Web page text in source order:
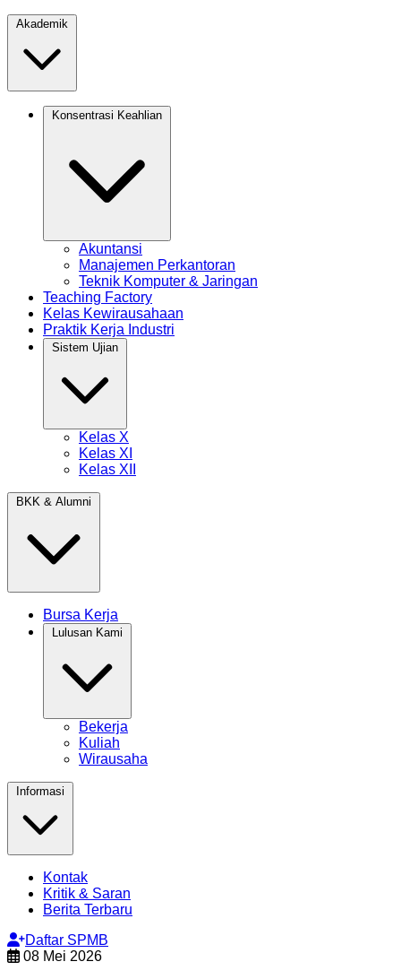
Akuntansi
Manajemen Perkantoran
Teknik Komputer & Jaringan
Teaching Factory
Kelas Kewirausahaan
Praktik Kerja Industri
Kelas X
Kelas XI
Kelas XII
Bursa Kerja
Bekerja
Kuliah
Wirausaha
Kontak
Kritik & Saran
Berita Terbaru
Daftar SPMB
08 Mei 2026